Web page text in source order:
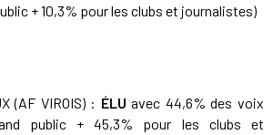
+ 10,3% pour les clubs et journalistes)
(AF VIROIS) : ÉLU avec 44,6% des voix
public + 45,3% pour les clubs et